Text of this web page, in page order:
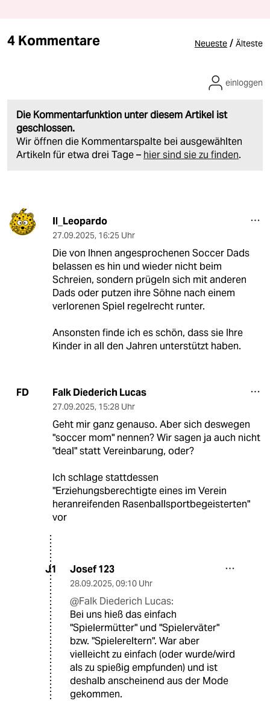
4 Kommentare Neueste / Älteste
Die Kommentarfunktion unter diesem Artikel ist
geschlossen.
Wir öffnen die Kommentarspalte bei ausgewählten
Artikeln für etwa drei Tage – hier sind sie zu finden.
einloggen
Il_Leopardo
27.09.2025, 16:25 Uhr
Die von Ihnen angesprochenen Soccer Dads
belassen es hin und wieder nicht beim
Schreien, sondern prügeln sich mit anderen
Dads oder putzen ihre Söhne nach einem
verlorenen Spiel regelrecht runter.
Ansonsten finde ich es schön, dass sie Ihre
Kinder in all den Jahren unterstützt haben.
FD Falk Diederich Lucas
27.09.2025, 15:28 Uhr
Geht mir ganz genauso. Aber sich deswegen
"soccer mom" nennen? Wir sagen ja auch nicht
"deal" statt Vereinbarung, oder?
Ich schlage stattdessen
"Erziehungsberechtigte eines im Verein
heranreifenden Rasenballsportbegeisterten"
vor
J1 Josef 123
28.09.2025, 09:10 Uhr
@Falk Diederich Lucas:
Bei uns hieß das einfach
"Spielermütter" und "Spielerväter"
bzw. "Spielereltern". War aber
vielleicht zu einfach (oder wurde/wird
als zu spießig empfunden) und ist
deshalb anscheinend aus der Mode
gekommen.